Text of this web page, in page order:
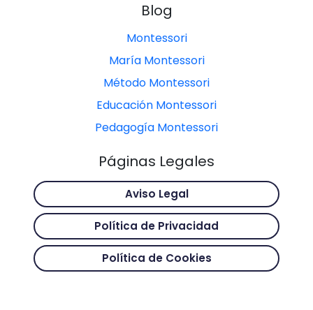
Blog
Montessori
María Montessori
Método Montessori
Educación Montessori
Pedagogía Montessori
Páginas Legales
Aviso Legal
Política de Privacidad
Política de Cookies